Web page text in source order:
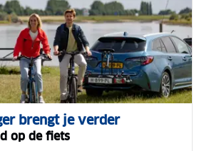
brengt je verder
op de fiets